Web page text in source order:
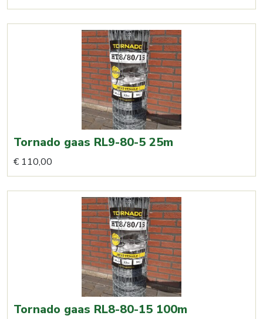
Tornado gaas RL9-80-5 25m
€ 110,00
Tornado gaas RL8-80-15 100m